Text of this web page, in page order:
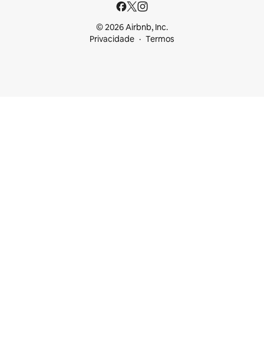
© 2026 Airbnb, Inc.
Privacidade
Termos